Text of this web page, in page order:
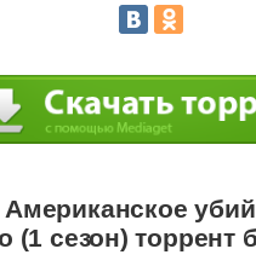
Американское
(1 сезон) торрент